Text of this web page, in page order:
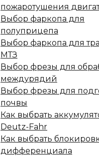
пожаротушения
Выбор фаркопа для
полуприцепа
Выбор фаркопа для
МТЗ
Выбор фрезы для
междурядий
Выбор фрезы для
почвы
Как выбрать
Deutz-Fahr
Как выбрать
дифференциала